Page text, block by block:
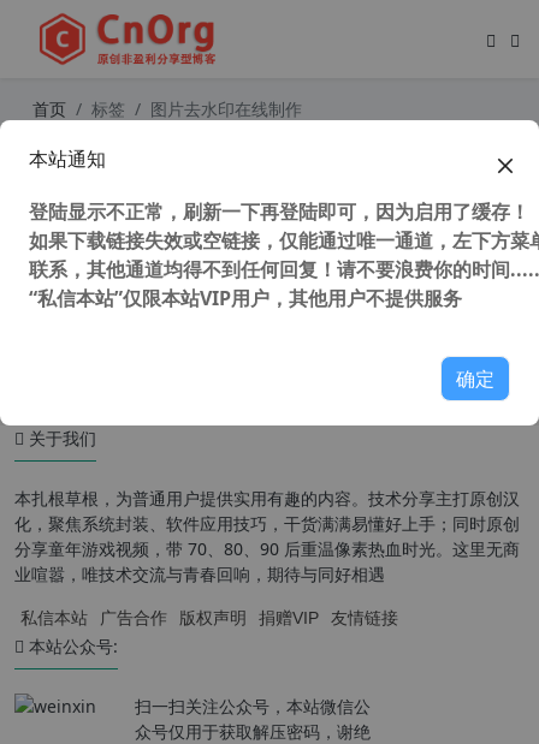
首页 标签 图片去水印在线制作
关于我们
本扎根草根，为普通用户提供实用有趣的内容。技术分享主打原创汉
化，聚焦系统封装、软件应用技巧，干货满满易懂好上手；同时原创
分享童年游戏视频，带 70、80、90 后重温像素热血时光。这里无商
业喧嚣，唯技术交流与青春回响，期待与同好相遇
私信本站 广告合作 版权声明 捐赠VIP 友情链接
本站公众号:
扫一扫关注公众号，本站微信公
众号仅用于获取解压密码，谢绝
本站通知
登陆显示不正常，刷新一下再登陆即可，因为启用了缓存！
如果下载链接失效或空链接，仅能通过唯一通道，左下方菜
联系，其他通道均得不到任何回复！请不要浪费你的时间
“私信本站”仅限本站VIP用户，其他用户不提供服务
确定